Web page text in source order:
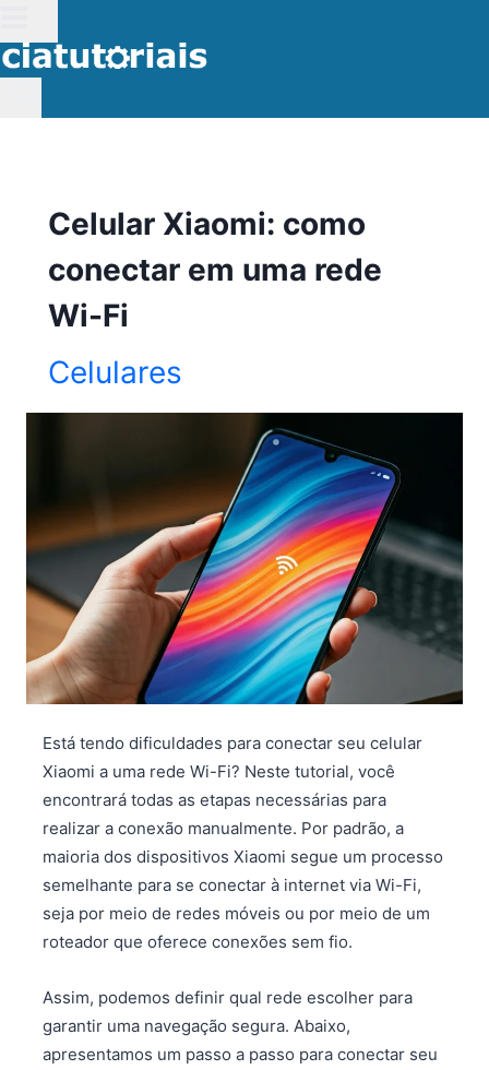
para
o
Celular Xiaomi: como
conectar em uma rede
Wi-Fi
Celulares
Está tendo dificuldades para conectar seu celular
Xiaomi a uma rede Wi-Fi? Neste tutorial, você
encontrará todas as etapas necessárias para
realizar a conexão manualmente. Por padrão, a
maioria dos dispositivos Xiaomi segue um processo
semelhante para se conectar à internet via Wi-Fi,
seja por meio de redes móveis ou por meio de um
roteador que oferece conexões sem fio.
Assim, podemos definir qual rede escolher para
garantir uma navegação segura. Abaixo,
apresentamos um passo a passo para conectar seu